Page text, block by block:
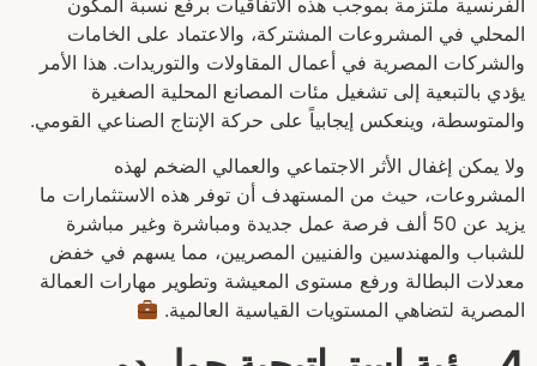
الفرنسية ملتزمة بموجب هذه الاتفاقيات برفع نسبة المكون
المحلي في المشروعات المشتركة، والاعتماد على الخامات
والشركات المصرية في أعمال المقاولات والتوريدات. هذا الأمر
يؤدي بالتبعية إلى تشغيل مئات المصانع المحلية الصغيرة
والمتوسطة، وينعكس إيجابياً على حركة الإنتاج الصناعي القومي.
ولا يمكن إغفال الأثر الاجتماعي والعمالي الضخم لهذه
المشروعات، حيث من المستهدف أن توفر هذه الاستثمارات ما
يزيد عن 50 ألف فرصة عمل جديدة ومباشرة وغير مباشرة
للشباب والمهندسين والفنيين المصريين، مما يسهم في خفض
معدلات البطالة ورفع مستوى المعيشة وتطوير مهارات العمالة
المصرية لتضاهي المستويات القياسية العالمية.